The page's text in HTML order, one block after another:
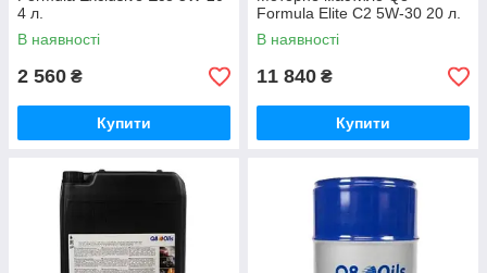
4 л.
В наявності
2 560 ₴
Купити
Formula Elite C2 5W-30 20 л.
В наявності
11 840 ₴
Купити